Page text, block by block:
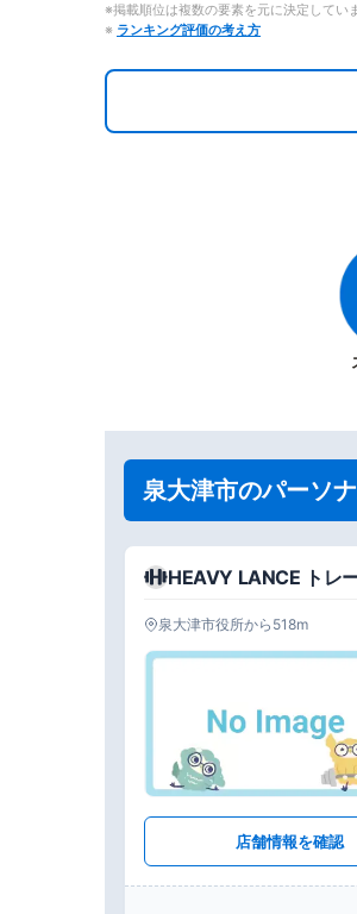
※掲載順位は複数の要素を元に決定していま
※ ランキング評価の考え方
泉大津市のパーソ
HEAVY LANCE トレ
泉大津市役所から518m
店舗情報を確認